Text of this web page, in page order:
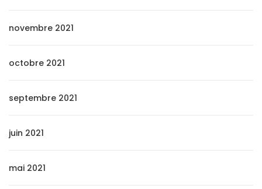
novembre 2021
octobre 2021
septembre 2021
juin 2021
mai 2021